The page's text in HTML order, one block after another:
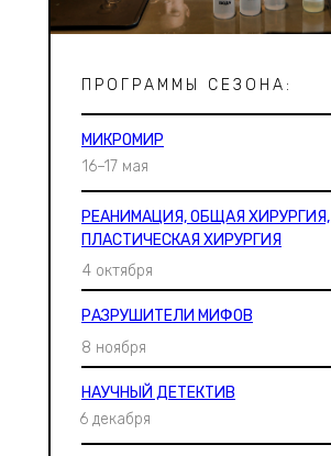
ПРОГРАММЫ СЕЗОНА:
МИКРОМИР
16–17 мая
РЕАНИМАЦИЯ, ОБЩАЯ ХИРУРГИЯ,
ПЛАСТИЧЕСКАЯ ХИРУРГИЯ
4 октября
РАЗРУШИТЕЛИ МИФОВ
8 ноября
НАУЧНЫЙ ДЕТЕКТИВ
6 декабря